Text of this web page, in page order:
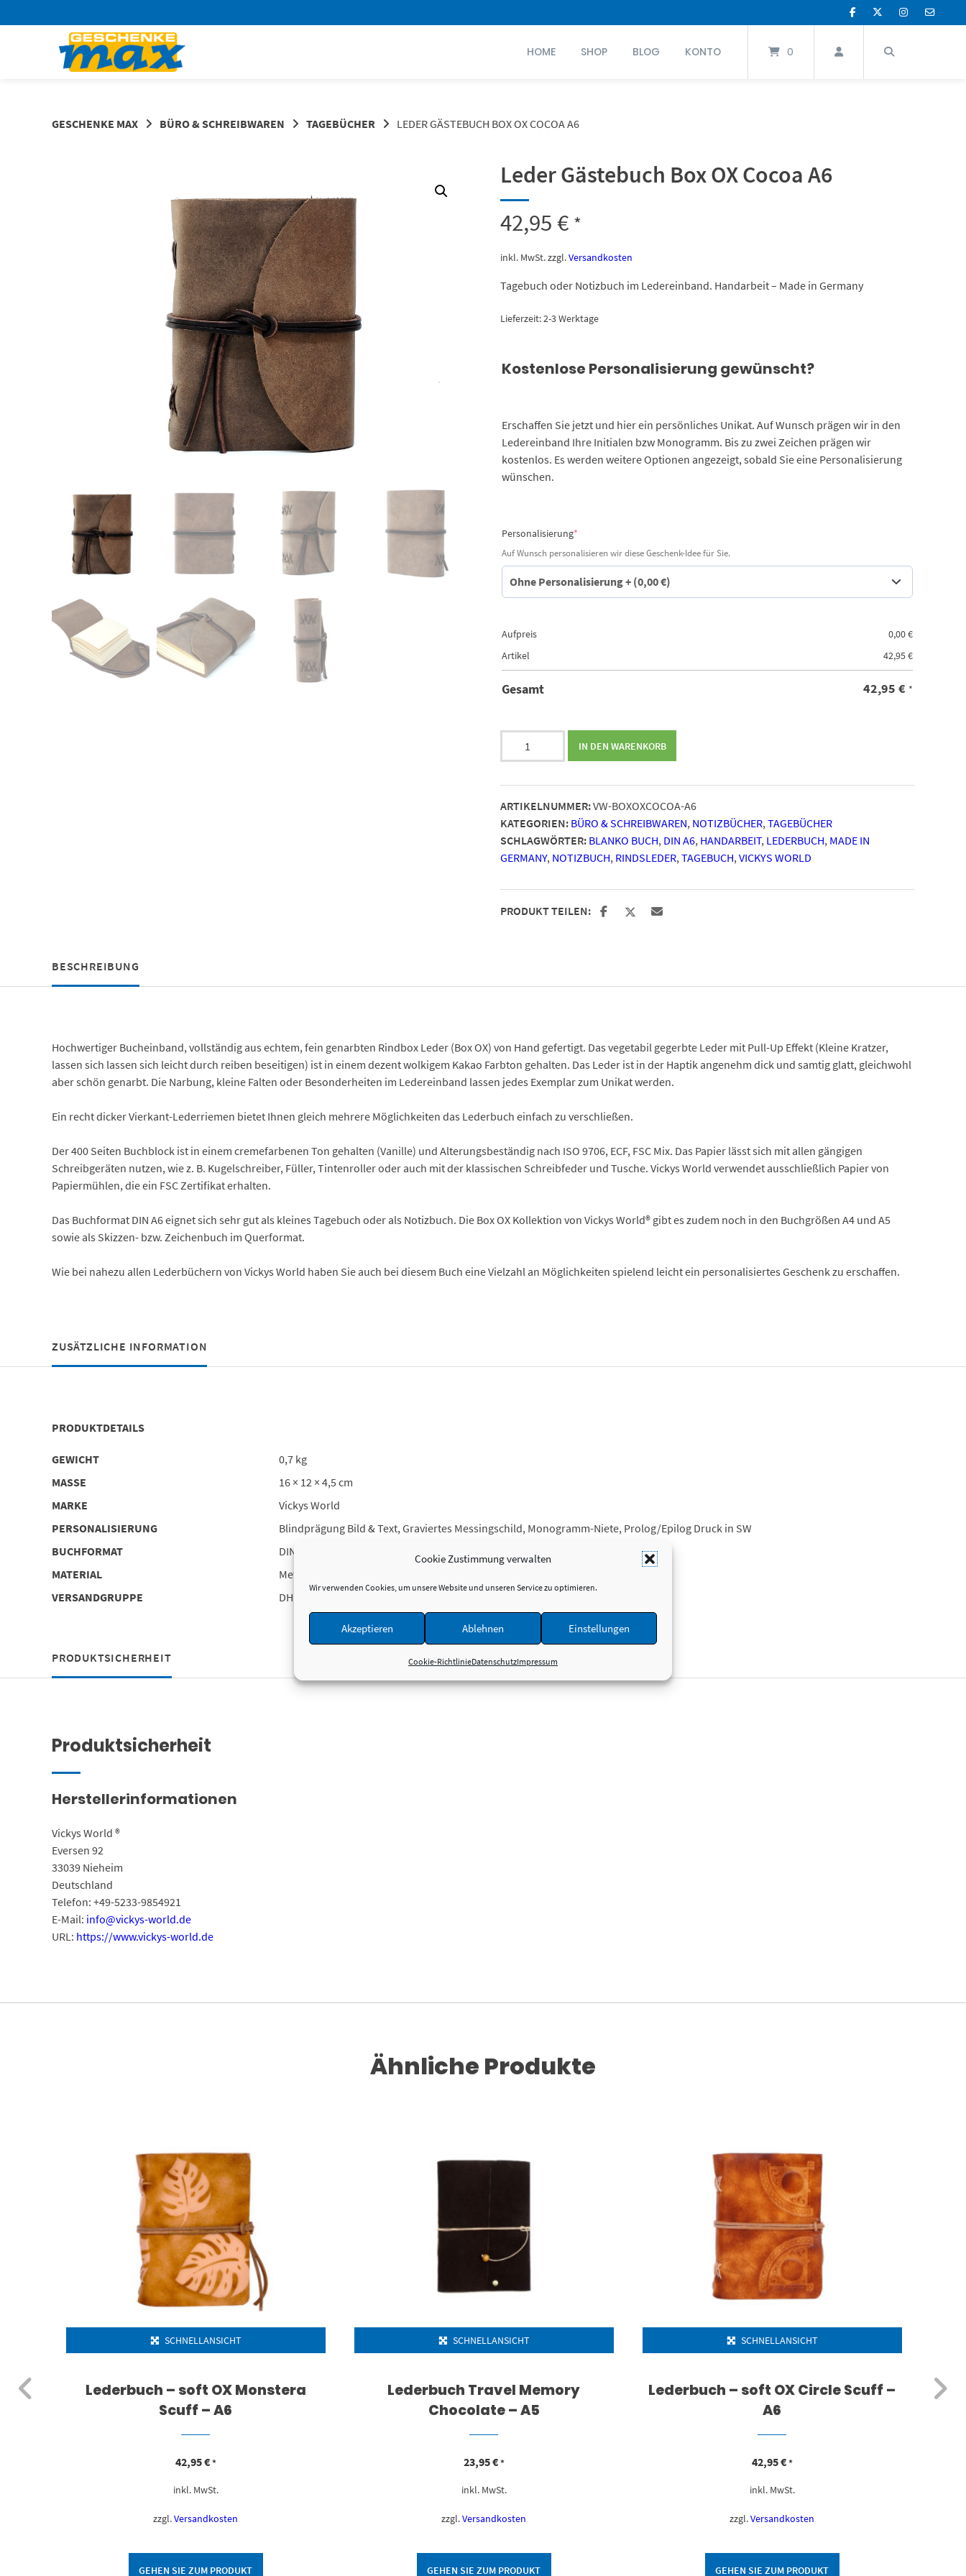
Cookie Zustimmung verwalten
Wir verwenden Cookies, um unsere Website und unseren Service zu optimieren.
Akzeptieren Ablehnen Einstellungen
Cookie-RichtlinieDatenschutzImpressum
Sie
HOME SHOP BLOG KONTO 0
GESCHENKE MAX BÜRO & SCHREIBWAREN TAGEBÜCHER LEDER GÄSTEBUCH BOX OX COCOA A6
Leder Gästebuch Box OX Cocoa A6
42,95€ *
inkl. MwSt.zzgl.Versandkosten
Tagebuch oder Notizbuch im Ledereinband. Handarbeit – Made in Germany
Lieferzeit:2-3 Werktage
Kostenlose Personalisierung gewünscht?
Erschaffen Sie jetzt und hier ein persönliches Unikat. Auf Wunsch prägen wir in den
Ledereinband Ihre Initialen bzw Monogramm. Bis zu zwei Zeichen prägen wir
kostenlos. Es werden weitere Optionen angezeigt, sobald Sie eine Personalisierung
wünschen.
Personalisierung*
Auf Wunsch personalisieren wir diese Geschenk-Idee für Sie.
Aufpreis 0,00€
Artikel
42,95€
Gesamt 42,95 € *
OX
Cocoa
A6
Menge
IN DEN WARENKORB
ARTIKELNUMMER:VW-BOXOXCOCOA-A6
KATEGORIEN: BÜRO & SCHREIBWAREN, NOTIZBÜCHER,TAGEBÜCHER
SCHLAGWÖRTER: BLANKO BUCH, DIN A6, HANDARBEIT, LEDERBUCH, MADE IN
GERMANY, NOTIZBUCH, RINDSLEDER,TAGEBUCH,VICKYS WORLD
PRODUKT TEILEN:
BESCHREIBUNG
Hochwertiger Bucheinband, vollständig aus echtem, fein genarbten Rindbox Leder (Box OX) von Hand gefertigt. Das vegetabil gegerbte Leder mit Pull-Up Effekt (Kleine Kratzer,
lassen sich lassen sich leicht durch reiben beseitigen) ist in einem dezent wolkigem Kakao Farbton gehalten. Das Leder ist in der Haptik angenehm dick und samtig glatt, gleichwohl
aber schön genarbt. Die Narbung, kleine Falten oder Besonderheiten im Ledereinband lassen jedes Exemplar zum Unikat werden.
Ein recht dicker Vierkant-Lederriemen bietet Ihnen gleich mehrere Möglichkeiten das Lederbuch einfach zu verschließen.
Der 400 Seiten Buchblock ist in einem cremefarbenen Ton gehalten (Vanille) und Alterungsbeständig nach ISO 9706, ECF, FSC Mix. Das Papier lässt sich mit allen gängigen
Schreibgeräten nutzen, wie z. B. Kugelschreiber, Füller, Tintenroller oder auch mit der klassischen Schreibfeder und Tusche. Vickys World verwendet ausschließlich Papier von
Papiermühlen, die ein FSC Zertifikat erhalten.
Das Buchformat DIN A6 eignet sich sehr gut als kleines Tagebuch oder als Notizbuch. Die Box OX Kollektion von Vickys World® gibt es zudem noch in den Buchgrößen A4 und A5
sowie als Skizzen- bzw. Zeichenbuch im Querformat.
Wie bei nahezu allen Lederbüchern von Vickys World haben Sie auch bei diesem Buch eine Vielzahl an Möglichkeiten spielend leicht ein personalisiertes Geschenk zu erschaffen.
ZUSÄTZLICHE INFORMATION
PRODUKTDETAILS
GEWICHT
0,7 kg
MASSE
16 × 12 × 4,5 cm
MARKE
Vickys World
PERSONALISIERUNG
Blindprägung Bild & Text, Graviertes Messingschild, Monogramm-Niete, Prolog/Epilog Druck in SW
BUCHFORMAT
DIN A6
MATERIAL
Metall, Papier, Rindsleder
VERSANDGRUPPE
DHL 1
PRODUKTSICHERHEIT
Produktsicherheit
Herstellerinformationen
Vickys World ®
Eversen 92
33039 Nieheim
Deutschland
Telefon: +49-5233-9854921
E-Mail: info@vickys-world.de
URL: https://www.vickys-world.de
Ähnliche Produkte
SCHNELLANSICHT
Lederbuch – soft OX Monstera
Scuff – A6
42,95€*
inkl. MwSt.
zzgl.Versandkosten
GEHEN SIE ZUM PRODUKT
SCHNELLANSICHT
Lederbuch Travel Memory
Chocolate – A5
23,95€*
inkl. MwSt.
zzgl.Versandkosten
GEHEN SIE ZUM PRODUKT
SCHNELLANSICHT
Lederbuch – soft OX Circle Scuff –
A6
42,95€*
inkl. MwSt.
zzgl.Versandkosten
GEHEN SIE ZUM PRODUKT